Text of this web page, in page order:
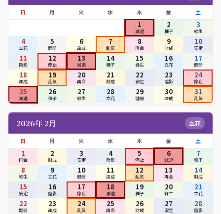
日 月 火 水 木 金 土
1
減退
2
種子
3
緑生
4
立花
5
健弱
6
達成
7
乱気
8
再会
9
財成
10
安定
11
陰影
12
停止
13
減退
14
種子
15
緑生
16
立花
17
健弱
18
達成
19
乱気
20
再会
21
財成
22
安定
23
陰影
24
停止
25
減退
26
種子
27
緑生
28
立花
29
健弱
30
達成
31
乱気
2026年 2月 立花
日 月 火 水 木 金 土
1
再会
2
財成
3
安定
4
陰影
5
停止
6
減退
7
種子
8
緑生
9
立花
10
健弱
11
達成
12
乱気
13
再会
14
財成
15
安定
16
陰影
17
停止
18
減退
19
種子
20
緑生
21
立花
22
健弱
23
達成
24
乱気
25
再会
26
財成
27
安定
28
陰影